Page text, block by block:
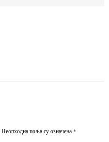
Неопходна поља су означена *